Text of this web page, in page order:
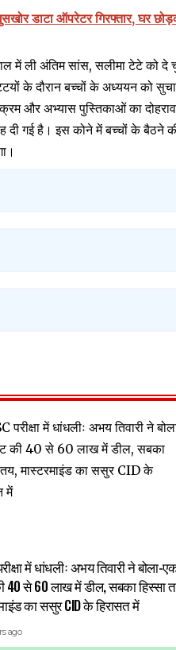
डाटा ऑपरेटर गिरफ्तार, घर
में ली अंतिम सांस, सलीमा टेटे को दे
के दौरान बच्चों के अध्ययन को
और अभ्यास पुस्तिकाओं का
दी गई है। इस कोने में बच्चों के बैठने
में धांधलीः अभय तिवारी ने बोला-
40 से 60 लाख में डील, सबका हिस्सा
का ससुर CID के हिरासत में
ago